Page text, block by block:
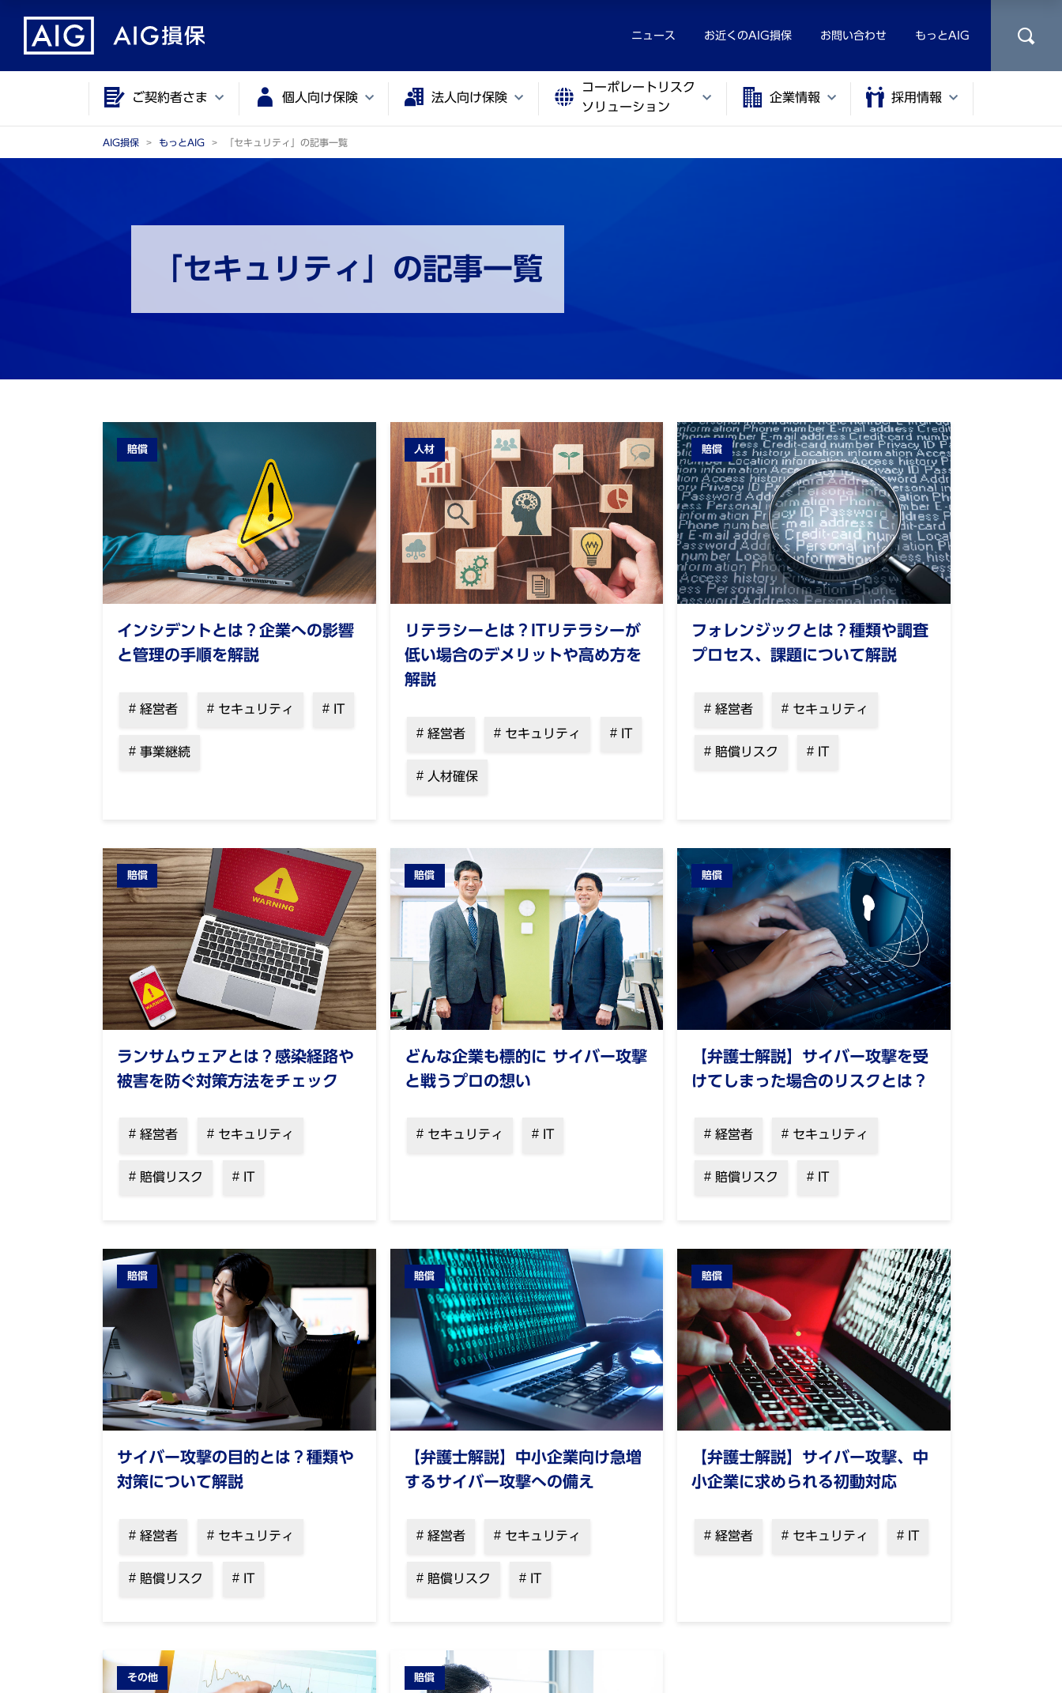
ニュース お近くのAIG損保 お問い合わせ もっとAIG
ご契約者さま 個人向け保険 法人向け保険
コーポレートリスク
ソリューション
企業情報 採用情報
AIG損保 もっとAIG 「セキュリティ」の記事一覧
「セキュリティ」の記事一覧
賠償
インシデントとは？企業への影響
と管理の手順を解説
経営者 セキュリティ IT
事業継続
人材
リテラシーとは？ITリテラシーが
低い場合のデメリットや高め方を
解説
経営者 セキュリティ IT
人材確保
賠償
フォレンジックとは？種類や調査
プロセス、課題について解説
経営者 セキュリティ
賠償リスク IT
賠償
ランサムウェアとは？感染経路や
被害を防ぐ対策方法をチェック
経営者 セキュリティ
賠償リスク IT
賠償
どんな企業も標的に サイバー攻撃
と戦うプロの想い
セキュリティ IT
賠償
【弁護士解説】サイバー攻撃を受
けてしまった場合のリスクとは？
経営者 セキュリティ
賠償リスク IT
賠償
サイバー攻撃の目的とは？種類や
対策について解説
経営者 セキュリティ
賠償リスク IT
賠償
【弁護士解説】中小企業向け急増
するサイバー攻撃への備え
経営者 セキュリティ
賠償リスク IT
賠償
【弁護士解説】サイバー攻撃、中
小企業に求められる初動対応
経営者 セキュリティ IT
その他 賠償